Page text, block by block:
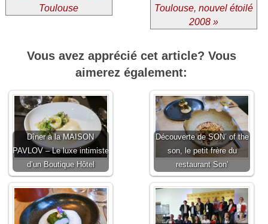
Toulouse
Toulouse, nouvel étoilé
2008 »
Vous avez apprécié cet article? Vous
aimerez également:
Dîner à la MAISON
PAVLOV – Le luxe intimiste
d’un Boutique Hôtel
Découverte de SON’ of the
son, le petit frère du
restaurant Son’